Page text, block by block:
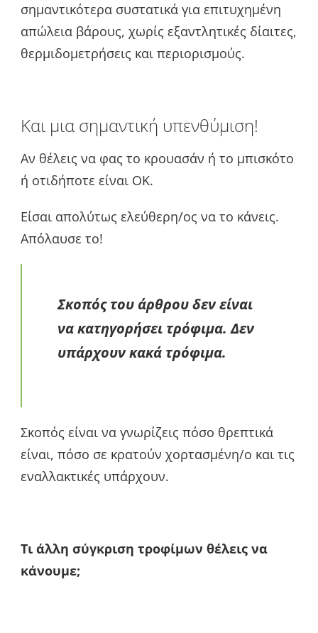
σημαντικότερα συστατικά για επιτυχημένη
απώλεια βάρους, χωρίς εξαντλητικές δίαιτες,
θερμιδομετρήσεις και περιορισμούς.
Και μια σημαντική υπενθύμιση!
Αν θέλεις να φας το κρουασάν ή το μπισκότο
ή οτιδήποτε είναι ΟΚ.
Είσαι απολύτως ελεύθερη/ος να το κάνεις.
Απόλαυσε το!
Σκοπός του άρθρου δεν είναι
να κατηγορήσει τρόφιμα. Δεν
υπάρχουν κακά τρόφιμα.
Σκοπός είναι να γνωρίζεις πόσο θρεπτικά
είναι, πόσο σε κρατούν χορτασμένη/ο και τις
εναλλακτικές υπάρχουν.
Τι άλλη σύγκριση τροφίμων θέλεις να
κάνουμε;